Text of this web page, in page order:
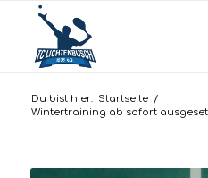
Du bist hier: Startseite /
Wintertraining ab sofort